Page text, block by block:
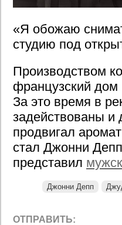
«Я обожаю
студию под
Производством
французский дом
За это время в
задействованы и
продвигал
стал Джонни
представил
Джонни Депп
ОТПРАВИТЬ: